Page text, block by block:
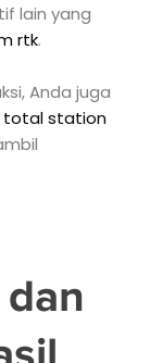
lain yang
rtk.
Anda juga
total station